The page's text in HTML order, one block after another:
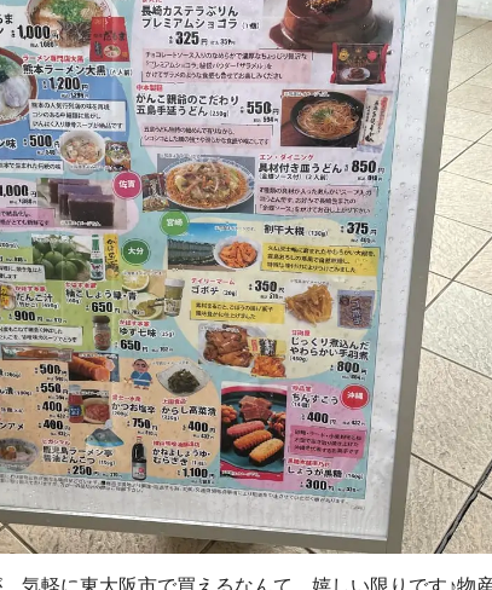
気軽に東大阪市で買えるなんて、嬉しい限りです♪物